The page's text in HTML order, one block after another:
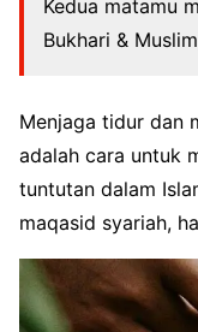
Kedua matamu
Bukhari &
Menjaga tidur dan
adalah cara untuk
tuntutan dalam
maqasid syariah,